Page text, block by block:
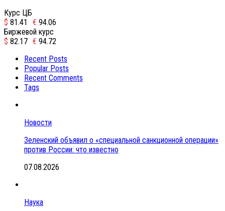
Курс ЦБ
$ 81.41 € 94.06
Биржевой курс
$ 82.17 € 94.72
Recent Posts
Popular Posts
Recent Comments
Tags
Новости
Зеленский объявил о «специальной санкционной операции»
против России: что известно
07.08.2026
Наука